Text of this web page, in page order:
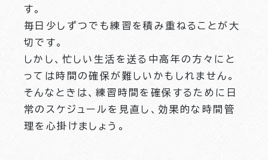
す。
毎日少しずつでも練習を積み重ねることが大
切です。
しかし、忙しい生活を送る中高年の方々にと
っては時間の確保が難しいかもしれません。
そんなときは、練習時間を確保するために日
常のスケジュールを見直し、効果的な時間管
理を心掛けましょう。